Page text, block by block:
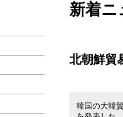
新着ニ
北朝鮮貿
韓国の大韓